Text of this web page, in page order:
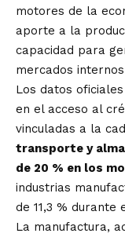
motores de la
aporte a la
capacidad para
mercados
Los datos
en el acceso al
vinculadas a la
transporte y
de 20 % en los
industrias
de 11,3 %
La manufactura,